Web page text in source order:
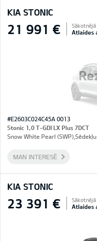
KIA STONIC
21 991 € Atlaides
#E2603C024C45A 0013
Stonic 1,0 T-GDI LX Plus 7DCT
Snow White Pearl
MAN INTERESĒ
KIA STONIC
23 391 € Atlaides